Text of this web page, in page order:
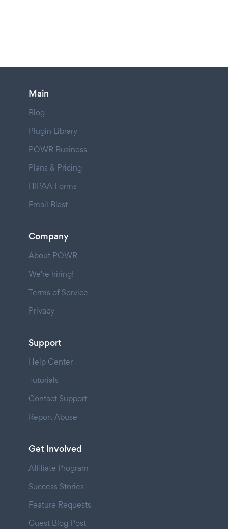
Main
Blog
Plugin Library
POWR Business
Plans & Pricing
HIPAA Forms
Email Blast
Company
About POWR
We're hiring!
Terms of Service
Privacy
Support
Help Center
Tutorials
Contact Support
Report Abuse
Get Involved
Affiliate Program
Success Stories
Feature Requests
Guest Blog Post